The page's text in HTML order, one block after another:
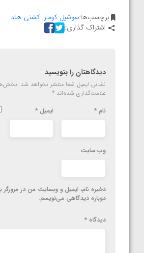
برچسب‌ها:سوشیل کومار,کشتی هند
اشتراک گذاری:
دیدگاهتان را بنویسید
نشانی ایمیل شما منتشر نخواهد شد.
علامت‌گذاری شده‌اند *
نام * ایمیل *
وب‌ سایت
ذخیره نام، ایمیل و وبسایت من در مرورگر
دوباره دیدگاهی می‌نویسم.
دیدگاه *